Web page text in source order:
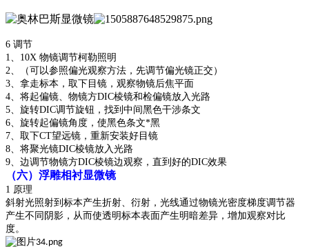
6 调节
1、10X 物镜调节柯勒照明
2、（可以参照偏光观察方法，先调节偏光镜正交）
3、拿走标本，取下目镜，观察物镜后焦平面
4、将起偏镜、物镜方DIC棱镜和检偏镜放入光路
5、旋转DIC调节旋钮，找到中间黑色干涉条文
6、旋转起偏镜角度，使黑色条文*黑
7、取下CT望远镜，重新安装好目镜
8、将聚光镜DIC棱镜放入光路
9、边调节物镜方DIC棱镜边观察，直到好的DIC效果
（六）浮雕相衬显微镜
1 原理
斜射光照射到标本产生折射、衍射，光线通过物镜光密度梯度调节器
产生不同阴影，从而使透明标本表面产生明暗差异，增加观察对比
度。